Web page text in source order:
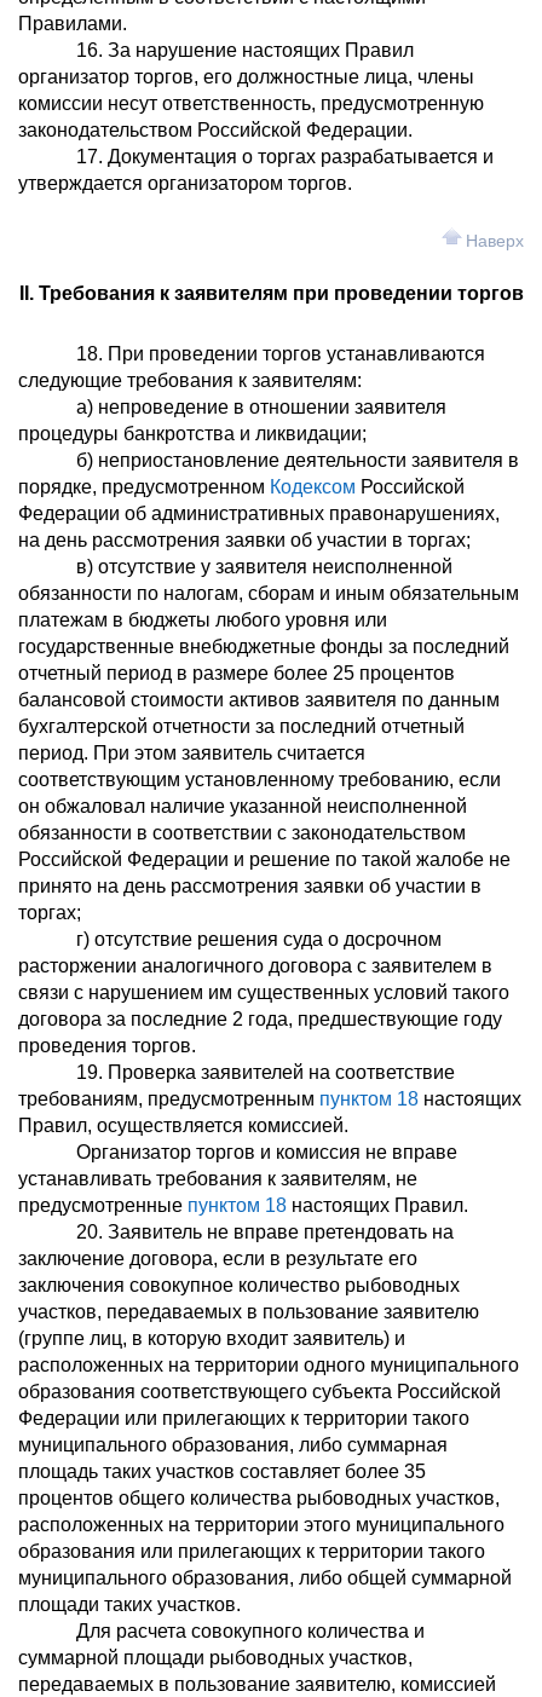
Правилами.
16. За нарушение настоящих Правил
организатор торгов, его должностные лица, члены
комиссии несут ответственность, предусмотренную
законодательством Российской Федерации.
17. Документация о торгах разрабатывается и
утверждается организатором торгов.
II. Требования к заявителям при проведении торгов
Наверх
18. При проведении торгов устанавливаются
следующие требования к заявителям:
а) непроведение в отношении заявителя
процедуры банкротства и ликвидации;
б) неприостановление деятельности заявителя в
порядке, предусмотренном Кодексом Российской
Федерации об административных правонарушениях,
на день рассмотрения заявки об участии в торгах;
в) отсутствие у заявителя неисполненной
обязанности по налогам, сборам и иным обязательным
платежам в бюджеты любого уровня или
государственные внебюджетные фонды за последний
отчетный период в размере более 25 процентов
балансовой стоимости активов заявителя по данным
бухгалтерской отчетности за последний отчетный
период. При этом заявитель считается
соответствующим установленному требованию, если
он обжаловал наличие указанной неисполненной
обязанности в соответствии с законодательством
Российской Федерации и решение по такой жалобе не
принято на день рассмотрения заявки об участии в
торгах;
г) отсутствие решения суда о досрочном
расторжении аналогичного договора с заявителем в
связи с нарушением им существенных условий такого
договора за последние 2 года, предшествующие году
проведения торгов.
19. Проверка заявителей на соответствие
требованиям, предусмотренным пунктом 18 настоящих
Правил, осуществляется комиссией.
Организатор торгов и комиссия не вправе
устанавливать требования к заявителям, не
предусмотренные пунктом 18 настоящих Правил.
20. Заявитель не вправе претендовать на
заключение договора, если в результате его
заключения совокупное количество рыбоводных
участков, передаваемых в пользование заявителю
(группе лиц, в которую входит заявитель) и
расположенных на территории одного муниципального
образования соответствующего субъекта Российской
Федерации или прилегающих к территории такого
муниципального образования, либо суммарная
площадь таких участков составляет более 35
процентов общего количества рыбоводных участков,
расположенных на территории этого муниципального
образования или прилегающих к территории такого
муниципального образования, либо общей суммарной
площади таких участков.
Для расчета совокупного количества и
суммарной площади рыбоводных участков,
передаваемых в пользование заявителю, комиссией